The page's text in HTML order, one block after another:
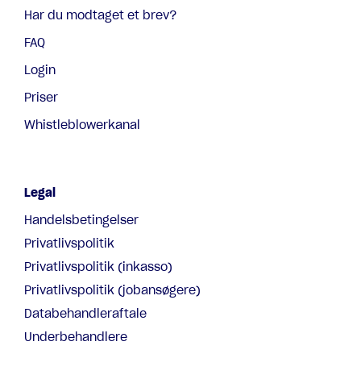
Har du modtaget et brev?
FAQ
Login
Priser
Whistleblowerkanal
Legal
Handelsbetingelser
Privatlivspolitik
Privatlivspolitik (inkasso)
Privatlivspolitik (jobansøgere)
Databehandleraftale
Underbehandlere